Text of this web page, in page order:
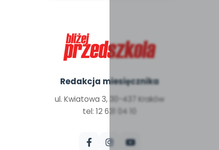
Redakcja miesięcznika
ul. Kwiatowa 3, 30-437 Kraków
tel: 12 631 04 10